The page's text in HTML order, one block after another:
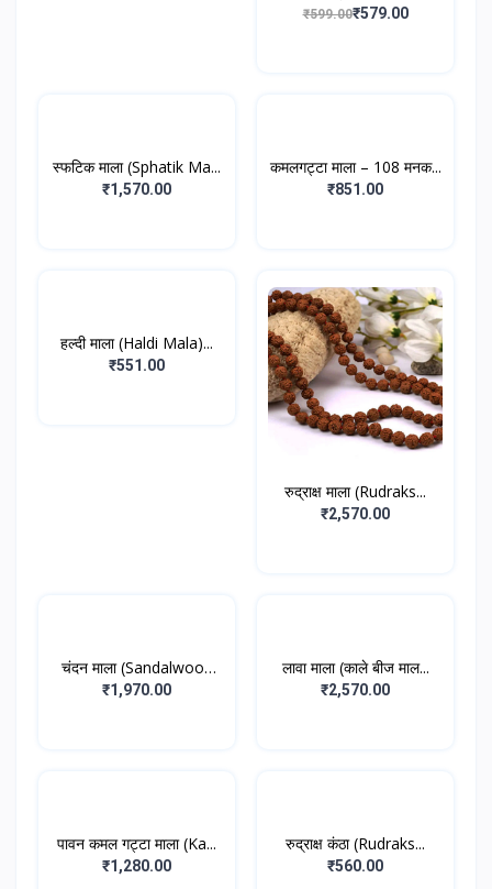
₹599.00₹579.00
स्फटिक माला (Sphatik Ma...
₹1,570.00
कमलगट्टा माला – 108 मनक...
₹851.00
हल्दी माला (Haldi Mala)...
₹551.00
रुद्राक्ष माला (Rudraks...
₹2,570.00
चंदन माला (Sandalwood
M...
₹1,970.00
लावा माला (काले बीज माल...
₹2,570.00
पावन कमल गट्टा माला (Ka...
₹1,280.00
रुद्राक्ष कंठा (Rudraks...
₹560.00